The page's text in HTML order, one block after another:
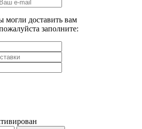
могли доставить вам
заполните: